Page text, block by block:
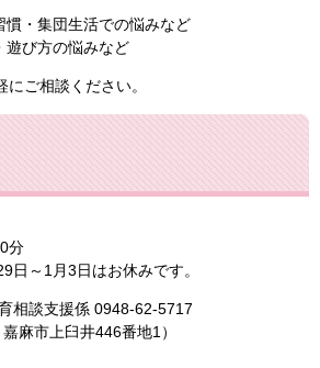
慣・集団生活での悩みなど
遊び方の悩みなど
ご相談ください。
分
日～1月3日はお休みです。
相談支援係 0948-62-5717
麻市上臼井446番地1）